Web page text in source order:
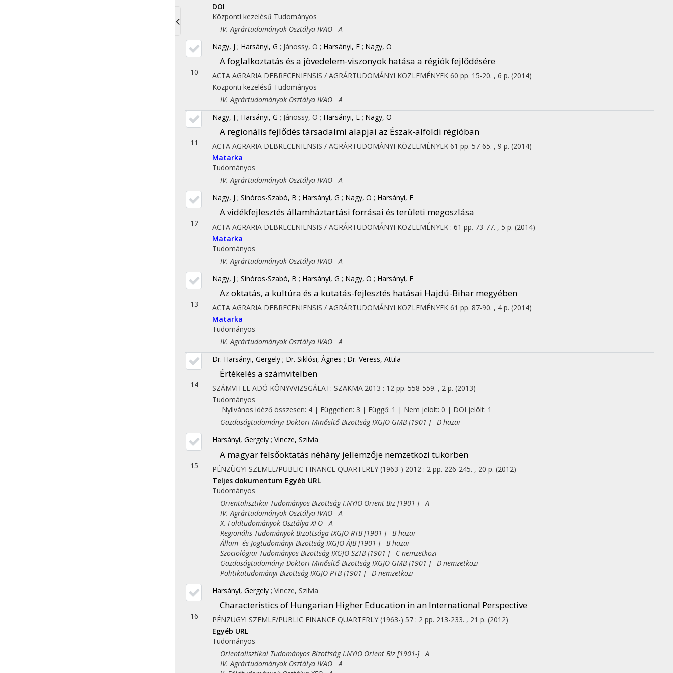
Toggle
navigation
DOI
Központi kezelésű Tudományos
IV. Agrártudományok Osztálya IVAO A
10
Nagy, J ; Harsányi, G ; Jánossy, O ; Harsányi, E ; Nagy, O
A foglalkoztatás és a jövedelem-viszonyok hatása a régiók fejlődésére
ACTA AGRARIA DEBRECENIENSIS / AGRÁRTUDOMÁNYI KÖZLEMÉNYEK 60 pp. 15-20. , 6 p. (2014)
Központi kezelésű Tudományos
IV. Agrártudományok Osztálya IVAO A
11
Nagy, J ; Harsányi, G ; Jánossy, O ; Harsányi, E ; Nagy, O
A regionális fejlődés társadalmi alapjai az Észak-alföldi régióban
ACTA AGRARIA DEBRECENIENSIS / AGRÁRTUDOMÁNYI KÖZLEMÉNYEK 61 pp. 57-65. , 9 p. (2014)
Matarka
Tudományos
IV. Agrártudományok Osztálya IVAO A
12
Nagy, J ; Sinóros-Szabó, B ; Harsányi, G ; Nagy, O ; Harsányi, E
A vidékfejlesztés államháztartási forrásai és területi megoszlása
ACTA AGRARIA DEBRECENIENSIS / AGRÁRTUDOMÁNYI KÖZLEMÉNYEK : 61 pp. 73-77. , 5 p. (2014)
Matarka
Tudományos
IV. Agrártudományok Osztálya IVAO A
13
Nagy, J ; Sinóros-Szabó, B ; Harsányi, G ; Nagy, O ; Harsányi, E
Az oktatás, a kultúra és a kutatás-fejlesztés hatásai Hajdú-Bihar megyében
ACTA AGRARIA DEBRECENIENSIS / AGRÁRTUDOMÁNYI KÖZLEMÉNYEK 61 pp. 87-90. , 4 p. (2014)
Matarka
Tudományos
IV. Agrártudományok Osztálya IVAO A
14
Dr. Harsányi, Gergely ; Dr. Siklósi, Ágnes ; Dr. Veress, Attila
Értékelés a számvitelben
SZÁMVITEL ADÓ KÖNYVVIZSGÁLAT: SZAKMA 2013 : 12 pp. 558-559. , 2 p. (2013)
Tudományos
Nyilvános idéző összesen: 4| Független: 3 | Függő: 1 | Nem jelölt: 0 | DOI jelölt: 1
Gazdaságtudományi Doktori Minősítő Bizottság IXGJO GMB [1901-] D hazai
15
Harsányi, Gergely ; Vincze, Szilvia
A magyar felsőoktatás néhány jellemzője nemzetközi tükörben
PÉNZÜGYI SZEMLE/PUBLIC FINANCE QUARTERLY (1963-) 2012 : 2 pp. 226-245. , 20 p. (2012)
Teljes dokumentum Egyéb URL
Tudományos
Orientalisztikai Tudományos Bizottság I.NYIO Orient Biz [1901-] A
IV. Agrártudományok Osztálya IVAO A
X. Földtudományok Osztálya XFO A
Regionális Tudományok Bizottsága IXGJO RTB [1901-] B hazai
Állam- és Jogtudományi Bizottság IXGJO ÁJB [1901-] B hazai
Szociológiai Tudományos Bizottság IXGJO SZTB [1901-] C nemzetközi
Gazdaságtudományi Doktori Minősítő Bizottság IXGJO GMB [1901-] D nemzetközi
Politikatudományi Bizottság IXGJO PTB [1901-] D nemzetközi
16
Harsányi, Gergely ; Vincze, Szilvia
Characteristics of Hungarian Higher Education in an International Perspective
PÉNZÜGYI SZEMLE/PUBLIC FINANCE QUARTERLY (1963-) 57 : 2 pp. 213-233. , 21 p. (2012)
Egyéb URL
Tudományos
Orientalisztikai Tudományos Bizottság I.NYIO Orient Biz [1901-] A
IV. Agrártudományok Osztálya IVAO A